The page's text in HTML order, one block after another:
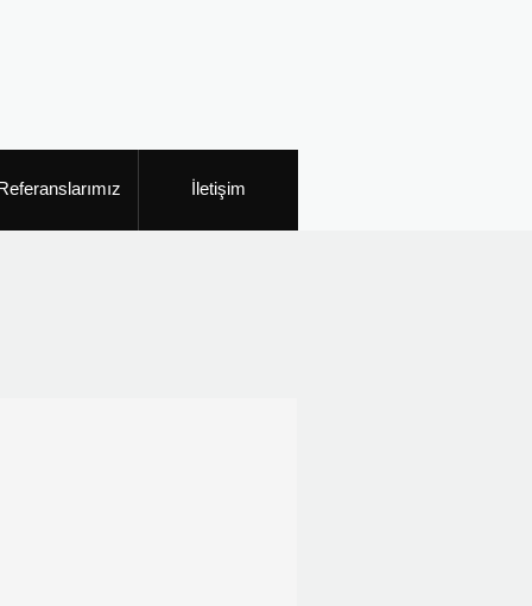
İletişim